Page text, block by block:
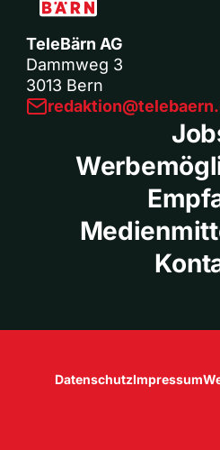
TeleBärn AG
Dammweg 3
3013 Bern
DatenschutzImpressum